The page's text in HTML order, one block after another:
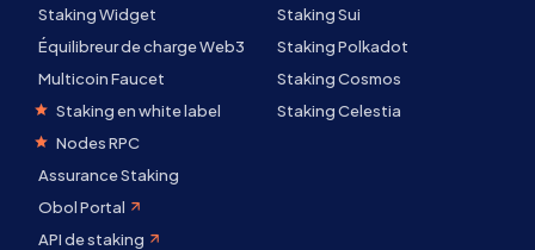
Staking Widget
Équilibreur de charge Web3
Multicoin Faucet
Staking en white label
Nodes RPC
Assurance Staking
Obol Portal
API de staking
Staking Sui
Staking Polkadot
Staking Cosmos
Staking Celestia